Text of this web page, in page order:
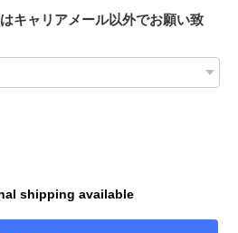
キャリアメール以外でお願い致
shipping available